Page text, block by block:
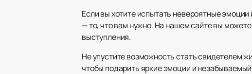
Если вы хотите испытать невероятные
— то, что вам нужно. На нашем сайте вы можете
выступления.
Не упустите возможность стать свидетелем
чтобы подарить яркие эмоции и